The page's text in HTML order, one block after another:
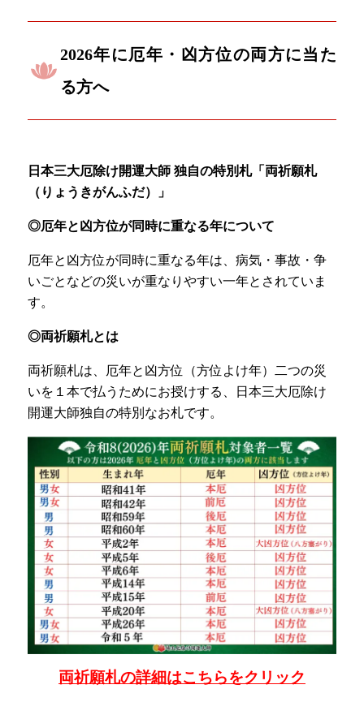
2026年に厄年・凶方位の両方に当た
る方へ
日本三大厄除け開運大師 独自の特別札「両祈願札
（りょうきがんふだ）」
◎厄年と凶方位が同時に重なる年について
厄年と凶方位が同時に重なる年は、病気・事故・争
いごとなどの災いが重なりやすい一年とされていま
す。
◎両祈願札とは
両祈願札は、厄年と凶方位（方位よけ年）二つの災
いを１本で払うためにお授けする、日本三大厄除け
開運大師独自の特別なお札です。
両祈願札の詳細はこちらをクリック